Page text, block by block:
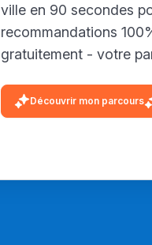
ville en 90 secondes
recommandations
gratuitement - votre
Découvrir mon parcours